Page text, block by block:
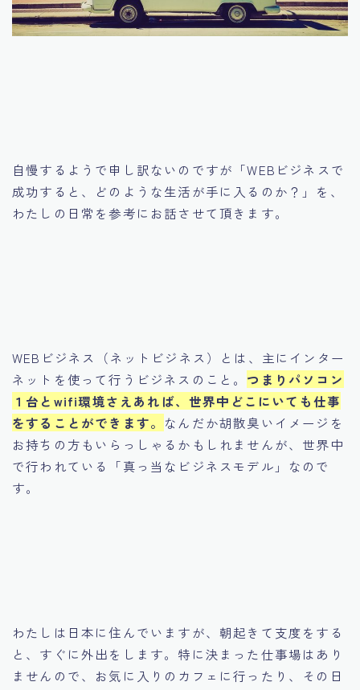
自慢するようで申し訳ないのですが「WEBビジネスで
成功すると、どのような生活が手に入るのか？」を、
わたしの日常を参考にお話させて頂きます。
WEBビジネス（ネットビジネス）とは、主にインター
ネットを使って行うビジネスのこと。 つまりパソコン
１台とwifi環境さえあれば、世界中どこにいても仕事
をすることができます。 なんだか胡散臭いイメージを
お持ちの方もいらっしゃるかもしれませんが、世界中
で行われている「真っ当なビジネスモデル」なので
す。
わたしは日本に住んでいますが、朝起きて支度をする
と、すぐに外出をします。特に決まった仕事場はあり
ませんので、お気に入りのカフェに行ったり、その日